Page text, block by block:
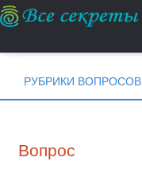
РУБРИКИ ВОПРОСОВ
Вопрос